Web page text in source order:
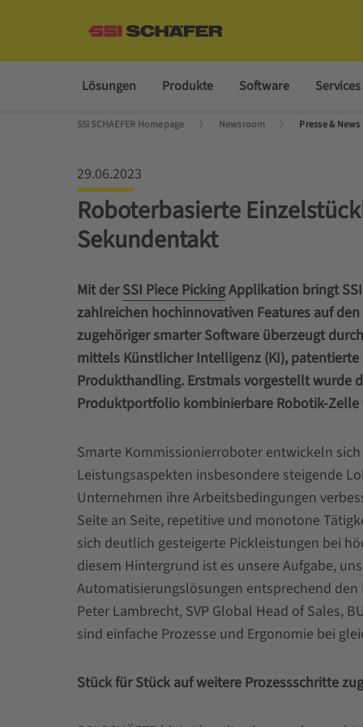
Lösungen Produkte Software Services
SSI SCHAEFER Homepage Newsroom Presse & News
29.06.2023
Roboterbasierte
Sekundentakt
Mit derSSI Piece PickingApplikation bringt
zahlreichen hochinnovativen Features auf
zugehöriger smarter Software überzeugt
mittels Künstlicher Intelligenz (KI),
Produkthandling. Erstmals vorgestellt wurde
Produktportfolio kombinierbare Robotik-Zelle
Smarte Kommissionierroboter entwickeln
Leistungsaspekten insbesondere steigende
Unternehmen ihre Arbeitsbedingungen
Seite an Seite, repetitive und monotone
sich deutlich gesteigerte Pickleistungen bei
diesem Hintergrund ist es unsere Aufgabe,
Automatisierungslösungen entsprechend
Peter Lambrecht, SVP Global Head of Sales,
sind einfache Prozesse und Ergonomie bei
Stück für Stück auf weitere Prozessschritte